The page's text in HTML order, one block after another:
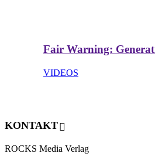
Fair Warning:
VIDEOS
KONTAKT
ROCKS Media Verlag